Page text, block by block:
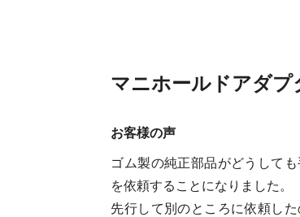
マニホールドアダプ
お客様の声
ゴム製の純正部品がどうして
を依頼することになりました。
先行して別のところに依頼し